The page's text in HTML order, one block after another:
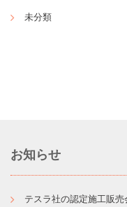
未分類
お知らせ
テスラ社の認定施工販